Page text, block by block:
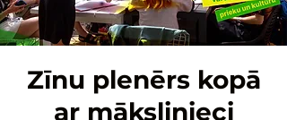
Zīnu plenērs kopā
ar mākslinieci